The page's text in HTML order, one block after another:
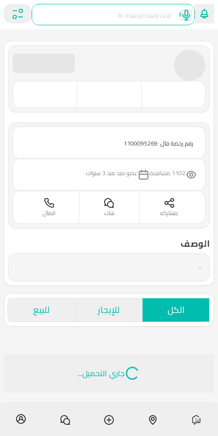
رقم رخصة فال: 1100095269
1102 مشاهدة عضو منذمنذ 3 سنوات
اتصال شات مشاركه
الوصف
-
الكل للإيجار للبيع
جاري التحميل...